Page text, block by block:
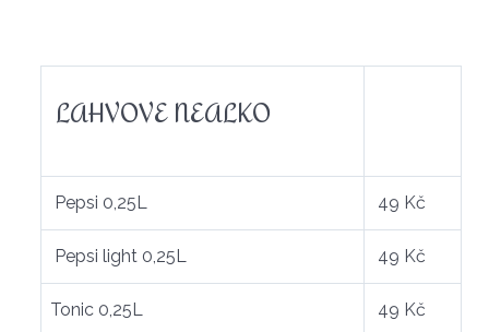
LAHVOVE NEALKO
Pepsi 0,25L 49 Kč
Pepsi light 0,25L 49 Kč
Tonic 0,25L 49 Kč